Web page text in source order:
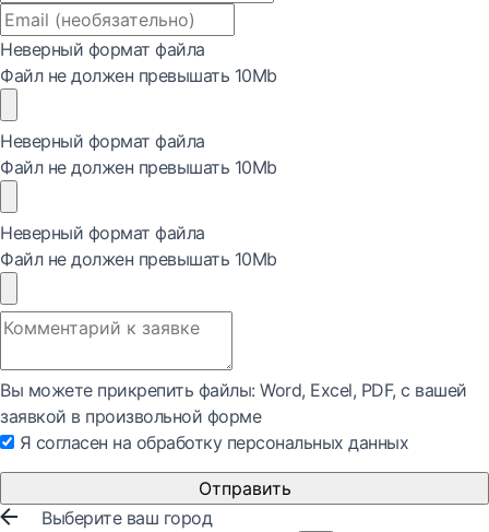
Неверный формат файла
Файл не должен превышать 10Mb
Неверный формат файла
Файл не должен превышать 10Mb
Неверный формат файла
Файл не должен превышать 10Mb
Вы можете прикрепить файлы: Word, Exсel, PDF, с вашей
заявкой в произвольной форме
Я согласен на обработку персональных данных
Отправить
Выберите ваш город